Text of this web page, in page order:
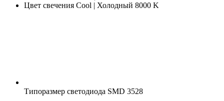
Цвет свечения Cool | Холодный 8000 K
Типоразмер светодиода SMD 3528